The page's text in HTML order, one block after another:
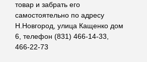
товар и забрать его
самостоятельно по адресу
Н.Новгород, улица Кащенко дом
6, телефон (831) 466-14-33,
466-22-73